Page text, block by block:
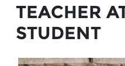
TEACHER
STUDENT